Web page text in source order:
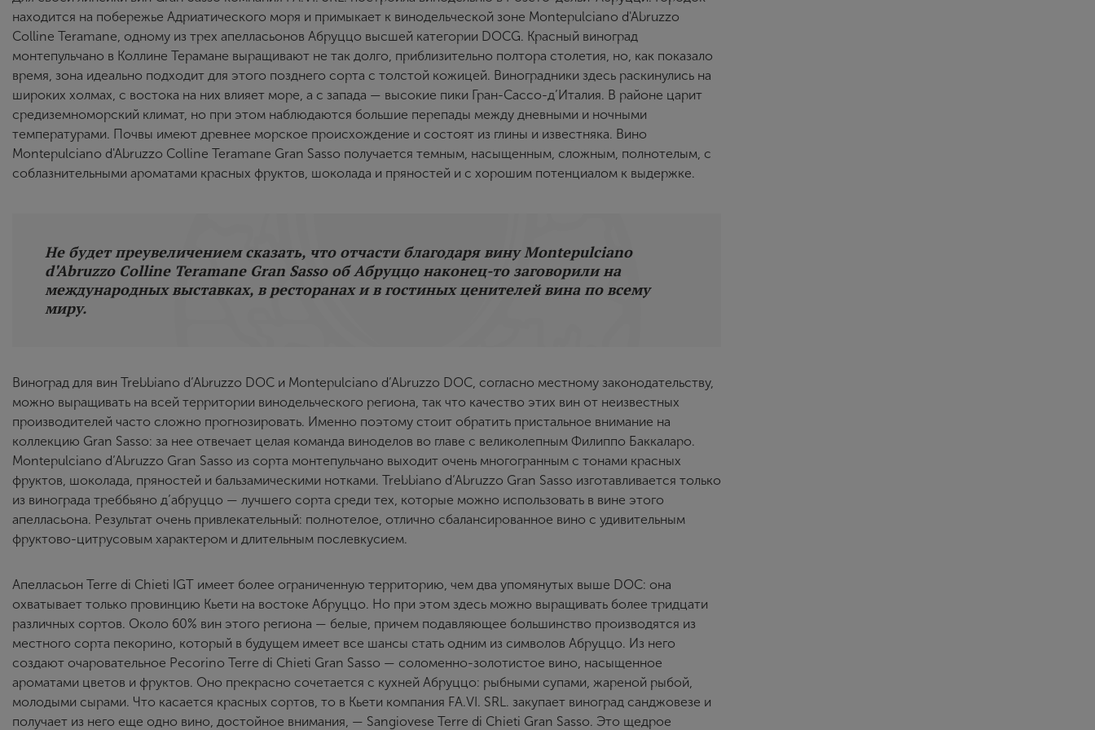
находится на побережье Адриатического моря и примыкает к винодельческой зоне Montepulciano d'Abruzzo
Colline Teramane, одному из трех апелласьонов Абруццо высшей категории DOCG. Красный виноград
монтепульчано в Коллине Терамане выращивают не так долго, приблизительно полтора столетия, но, как показало
время, зона идеально подходит для этого позднего сорта с толстой кожицей. Виноградники здесь раскинулись на
широких холмах, с востока на них влияет море, а с запада — высокие пики Гран-Сассо-д’Италия. В районе царит
средиземноморский климат, но при этом наблюдаются большие перепады между дневными и ночными
температурами. Почвы имеют древнее морское происхождение и состоят из глины и известняка. Вино
Montepulciano d'Abruzzo Colline Teramane Gran Sasso получается темным, насыщенным, сложным, полнотелым, с
соблазнительными ароматами красных фруктов, шоколада и пряностей и с хорошим потенциалом к выдержке.
Не будет преувеличением сказать, что отчасти благодаря вину Montepulciano
d'Abruzzo Colline Teramane Gran Sasso об Абруццо наконец-то заговорили на
международных выставках, в ресторанах и в гостиных ценителей вина по всему
миру.
Виноград для вин Trebbiano d’Abruzzo DOC и Montepulciano d’Abruzzo DOC, согласно местному законодательству,
можно выращивать на всей территории винодельческого региона, так что качество этих вин от неизвестных
производителей часто сложно прогнозировать. Именно поэтому стоит обратить пристальное внимание на
коллекцию Gran Sasso: за нее отвечает целая команда виноделов во главе с великолепным Филиппо Баккаларо.
Montepulciano d’Abruzzo Gran Sasso из сорта монтепульчано выходит очень многогранным с тонами красных
фруктов, шоколада, пряностей и бальзамическими нотками. Trebbiano d’Abruzzo Gran Sasso изготавливается только
из винограда треббьяно д’абруццо — лучшего сорта среди тех, которые можно использовать в вине этого
апелласьона. Результат очень привлекательный: полнотелое, отлично сбалансированное вино с удивительным
фруктово-цитрусовым характером и длительным послевкусием.
Апелласьон Terre di Chieti IGT имеет более ограниченную территорию, чем два упомянутых выше DOC: она
охватывает только провинцию Кьети на востоке Абруццо. Но при этом здесь можно выращивать более тридцати
различных сортов. Около 60% вин этого региона — белые, причем подавляющее большинство производятся из
местного сорта пекорино, который в будущем имеет все шансы стать одним из символов Абруццо. Из него
создают очаровательное Pecorino Terre di Chieti Gran Sasso — соломенно-золотистое вино, насыщенное
ароматами цветов и фруктов. Оно прекрасно сочетается с кухней Абруццо: рыбными супами, жареной рыбой,
молодыми сырами. Что касается красных сортов, то в Кьети компания FА.VI. SRL. закупает виноград санджовезе и
получает из него еще одно вино, достойное внимания, — Sangiovese Terre di Chieti Gran Sasso. Это щедрое
Пароль
Зарегистрироваться
Я согласен с условиямипользовательского соглашения
Я хочу получать инфромацию об акциях и купоны со скидкой